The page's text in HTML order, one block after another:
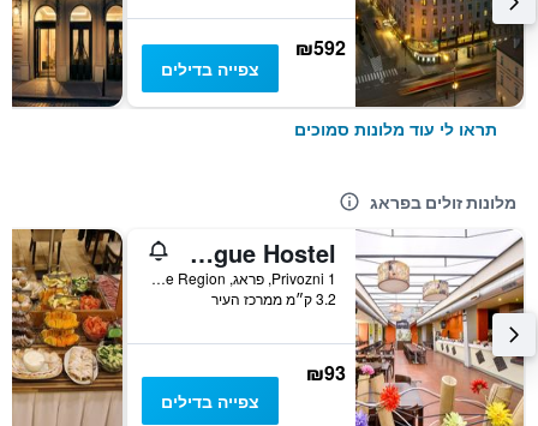
₪592
צפייה בדילים
תראו לי עוד מלונות סמוכים
מלונות זולים בפראג
Plus Prague Hostel
Privozni 1, פראג, Prague Region, צ'כיה
3.2 ק״מ ממרכז העיר
₪93
צפייה בדילים